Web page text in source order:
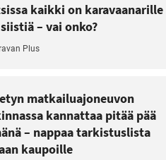
kaikki on karavaanarille
– vai onko?
Plus
matkailuajoneuvon
kannattaa pitää pää
– nappaa tarkistuslista
kaupoille